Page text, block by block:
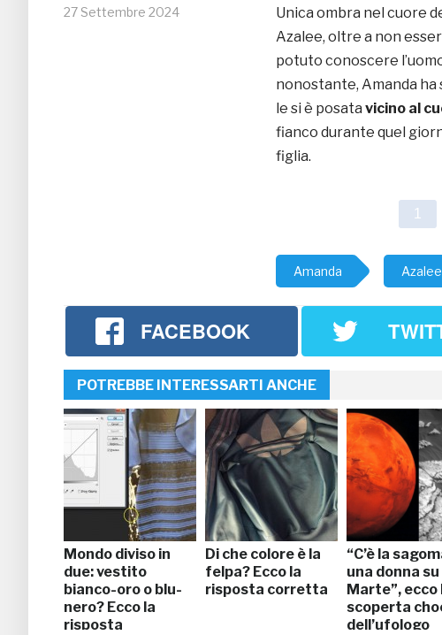
27 Settembre 2024
Unica ombra nel cuore
Azalee, oltre a non
potuto conoscere
nonostante, Amanda ha
le si è posata vicino al
fianco durante quel
figlia.
1
Amanda Azalee
FACEBOOK
POTREBBE INTERESSARTI ANCHE
Mondo diviso in
due: vestito
bianco-oro o blu-
nero? Ecco la
risposta
Di che colore è la
felpa? Ecco la
risposta corretta
“C’è la
una donna su
Marte”, ecco
scoperta
dell’ufologo